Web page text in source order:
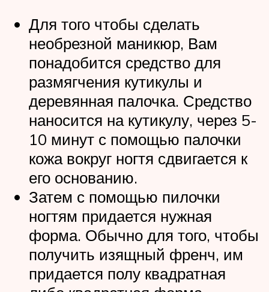
Для того чтобы сделать
необрезной маникюр, Вам
понадобится средство для
размягчения кутикулы и
деревянная палочка. Средство
наносится на кутикулу, через 5-
10 минут с помощью палочки
кожа вокруг ногтя сдвигается к
его основанию.
Затем с помощью пилочки
ногтям придается нужная
форма. Обычно для того, чтобы
получить изящный френч, им
придается полу квадратная